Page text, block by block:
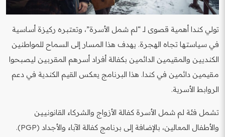
تولي كندا أهمية قصوى لـ “لم شمل الأسرة”، وتعتبره ركيزة أساسية
في سياستها تجاه الهجرة. يهدف هذا المسار إلى السماح للمواطنين
الكنديين والمقيمين الدائمين بكفالة أفراد أسرهم المقربين ليصبحوا
مقيمين دائمين في كندا. هذا البرنامج يعكس القيم الكندية في دعم
الروابط الأسرية.
تشمل فئة لم شمل الأسرة كفالة الأزواج والشركاء القانونيين
والأطفال المعالين، بالإضافة إلى برنامج كفالة الآباء والأجداد (PGP).